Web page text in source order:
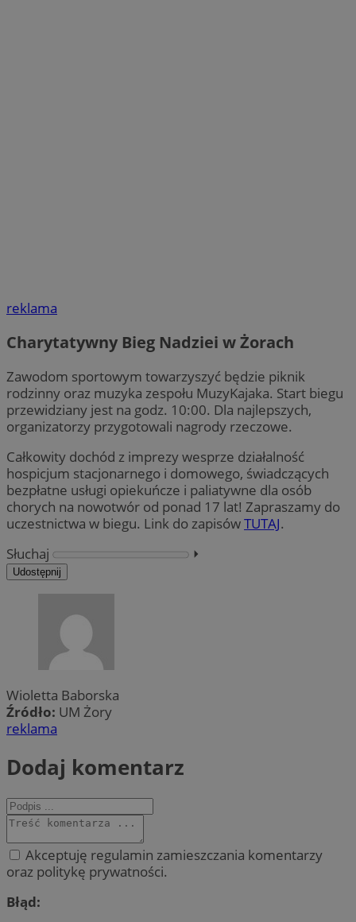
reklama
Charytatywny Bieg Nadziei w Żorach
Zawodom sportowym towarzyszyć będzie piknik
rodzinny oraz muzyka zespołu MuzyKajaka. Start biegu
przewidziany jest na godz. 10:00. Dla najlepszych,
organizatorzy przygotowali nagrody rzeczowe.
Całkowity dochód z imprezy wesprze działalność
hospicjum stacjonarnego i domowego, świadczących
bezpłatne usługi opiekuńcze i paliatywne dla osób
chorych na nowotwór od ponad 17 lat! Zapraszamy do
uczestnictwa w biegu. Link do zapisówTUTAJ.
Słuchaj
⏵︎
Udostępnij
Wioletta Baborska
Źródło: UM Żory
reklama
Dodaj komentarz
Akceptuję regulamin zamieszczania komentarzy
oraz politykę prywatności.
Błąd: